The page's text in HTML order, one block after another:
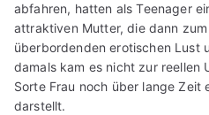
abfahren, hatten als Teenager
attraktiven Mutter, die dann
überbordenden erotischen Lust
damals kam es nicht zur reellen
Sorte Frau noch über lange Zeit
darstellt.